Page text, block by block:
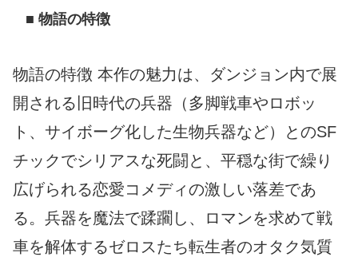
■ 物語の特徴
物語の特徴 本作の魅力は、ダンジョン内で展
開される旧時代の兵器（多脚戦車やロボッ
ト、サイボーグ化した生物兵器など）とのSF
チックでシリアスな死闘と、平穏な街で繰り
広げられる恋愛コメディの激しい落差であ
る。兵器を魔法で蹂躙し、ロマンを求めて戦
車を解体するゼロスたち転生者のオタク気質